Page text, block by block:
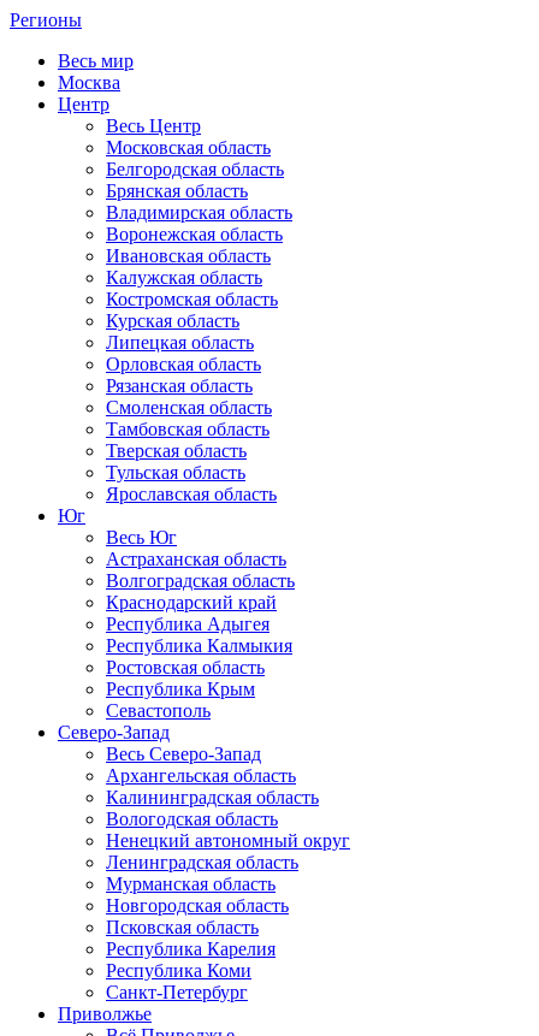
Регионы
Весь мир
Москва
Центр
Весь Центр
Московская область
Белгородская область
Брянская область
Владимирская область
Воронежская область
Ивановская область
Калужская область
Костромская область
Курская область
Липецкая область
Орловская область
Рязанская область
Смоленская область
Тамбовская область
Тверская область
Тульская область
Ярославская область
Юг
Весь Юг
Астраханская область
Волгоградская область
Краснодарский край
Республика Адыгея
Республика Калмыкия
Ростовская область
Республика Крым
Севастополь
Северо-Запад
Весь Северо-Запад
Архангельская область
Калининградская область
Вологодская область
Ненецкий автономный округ
Ленинградская область
Мурманская область
Новгородская область
Псковская область
Республика Карелия
Республика Коми
Санкт-Петербург
Приволжье